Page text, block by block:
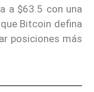
a $63.5 con una
Bitcoin defina
posiciones más